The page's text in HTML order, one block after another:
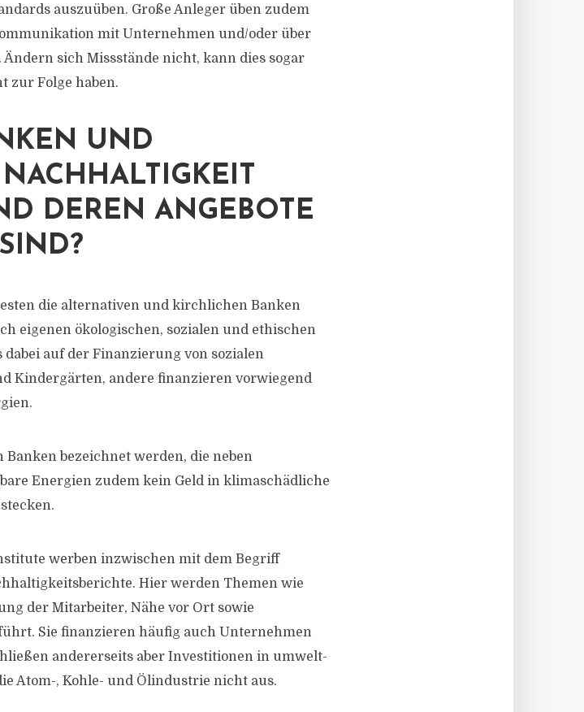
auszuüben. Große Anleger üben zudem
mit Unternehmen und/oder über
sich Missstände nicht, kann dies sogar
zur Folge haben.
UND
DEREN ANGEBOTE
die alternativen und kirchlichen Banken
eigenen ökologischen, sozialen und ethischen
auf der Finanzierung von sozialen
Kindergärten, andere finanzieren vorwiegend
bezeichnet werden, die neben
Energien zudem kein Geld in klimaschädliche
werben inzwischen mit dem Begriff
Hier werden Themen wie
der Mitarbeiter, Nähe vor Ort sowie
Sie finanzieren häufig auch Unternehmen
andererseits aber Investitionen in umwelt-
Atom-, Kohle- und Ölindustrie nicht aus.